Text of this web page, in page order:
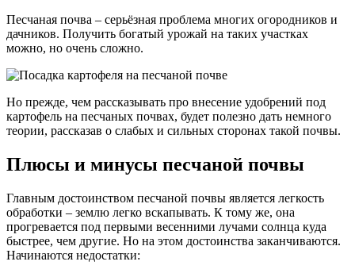
Песчаная почва – серьёзная проблема многих огородников и
дачников. Получить богатый урожай на таких участках
можно, но очень сложно.
Но прежде, чем рассказывать про внесение удобрений под
картофель на песчаных почвах, будет полезно дать немного
теории, рассказав о слабых и сильных сторонах такой почвы.
Плюсы и минусы песчаной почвы
Главным достоинством песчаной почвы является легкость
обработки – землю легко вскапывать. К тому же, она
прогревается под первыми весенними лучами солнца куда
быстрее, чем другие. Но на этом достоинства заканчиваются.
Начинаются недостатки: